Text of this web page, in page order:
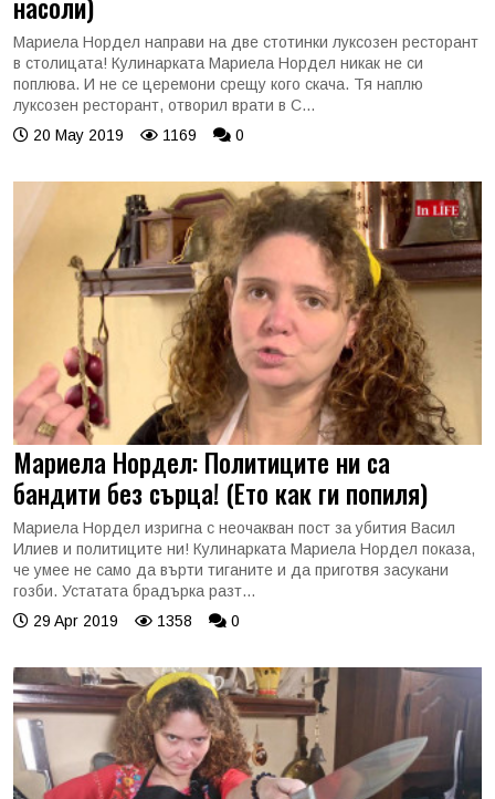
Мариела Нордел направи на две стотинки луксозен ресторант
в столицата! Кулинарката Мариела Нордел никак не си
поплюва. И не се церемони срещу кого скача. Тя наплю
луксозен ресторант, отворил врати в С...
20 May 2019
1169 0
Мариела Нордел: Политиците ни са
бандити без сърца! (Ето как ги попиля)
Мариела Нордел изригна с неочакван пост за убития Васил
Илиев и политиците ни! Кулинарката Мариела Нордел показа,
че умее не само да върти тиганите и да приготвя засукани
гозби. Устатата брадърка разт...
29 Apr 2019
1358 0